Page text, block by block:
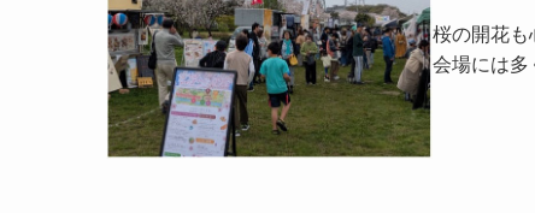
桜の開花も
会場には多